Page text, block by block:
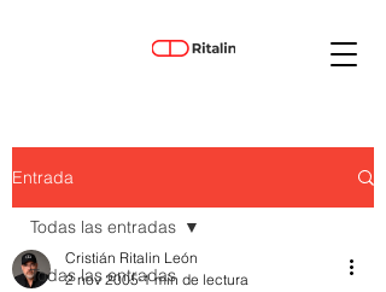
Entrada
Todas las entradas
Todas las entradas
Cristián Ritalin León
2 nov 2005 1 min de lectura